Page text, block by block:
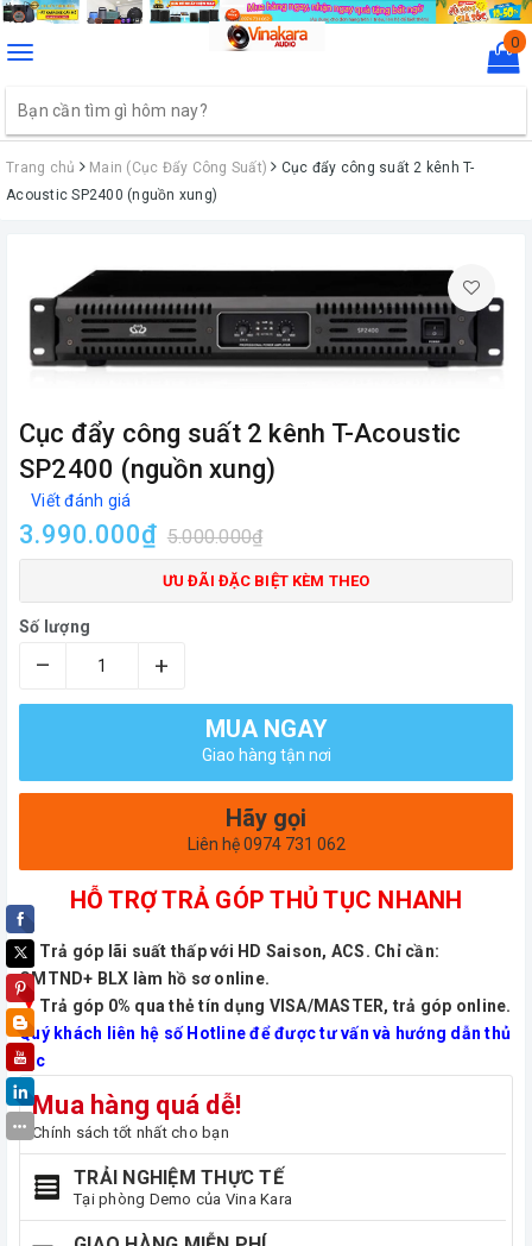
Toggle
0
Trang chủ Main (Cục Đẩy Công Suất)
Cục đẩy công suất 2 kênh T-
Acoustic SP2400 (nguồn xung)
Cục đẩy công suất 2 kênh T-Acoustic
SP2400 (nguồn xung)
Viết đánh giá
3.990.000₫ 5.000.000₫
ƯU ĐÃI ĐẶC BIỆT KÈM THEO
Số lượng
– +
MUA NGAY
Giao hàng tận nơi
Hãy gọi
Liên hệ 0974 731 062
HỖ TRỢ TRẢ GÓP THỦ TỤC NHANH
Trả góp lãi suất thấp với HD Saison, ACS. Chỉ cần:
CMTND+ BLX làm hồ sơ online.
Trả góp 0% qua thẻ tín dụng VISA/MASTER, trả góp online.
Quý khách liên hệ số Hotline để được tư vấn và hướng dẫn thủ
tục
Mua hàng quá dễ!
Chính sách tốt nhất cho bạn
TRẢI NGHIỆM THỰC TẾ
Tại phòng Demo của Vina Kara